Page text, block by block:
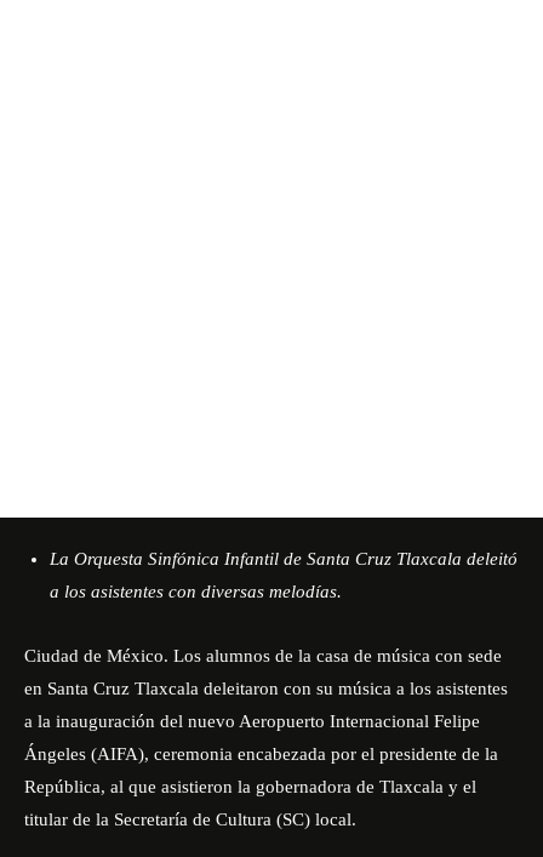
La Orquesta Sinfónica Infantil de Santa Cruz Tlaxcala deleitó
a los asistentes con diversas melodías.
Ciudad de México. Los alumnos de la casa de música con sede
en Santa Cruz Tlaxcala deleitaron con su música a los asistentes
a la inauguración del nuevo Aeropuerto Internacional Felipe
Ángeles (AIFA), ceremonia encabezada por el presidente de la
República, al que asistieron la gobernadora de Tlaxcala y el
titular de la Secretaría de Cultura (SC) local.